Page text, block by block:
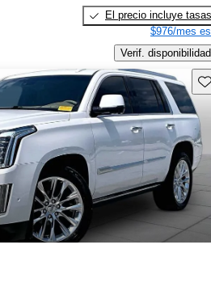
El precio incluye tasas
$976/mes
Verif. disponibilidad